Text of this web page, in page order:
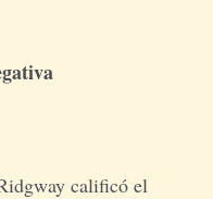
calificó el